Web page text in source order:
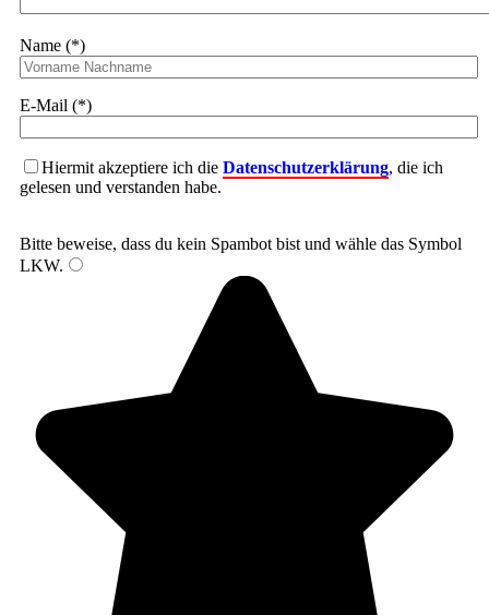
Name (*)
E-Mail (*)
Hiermit akzeptiere ich die Datenschutzerklärung, die ich
gelesen und verstanden habe.
Bitte beweise, dass du kein Spambot bist und wähle das Symbol
LKW.